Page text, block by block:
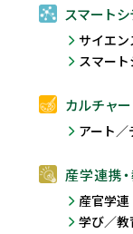
スマート
サイエン
スマート
カルチャー
アート
産学連携
産官学連
学び／教